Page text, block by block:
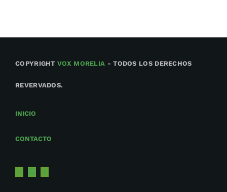
COPYRIGHTVOX MORELIA - TODOS LOS DERECHOS
REVERVADOS.
INICIO
CONTACTO